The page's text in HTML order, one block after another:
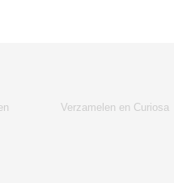
Verzamelen en Curiosa